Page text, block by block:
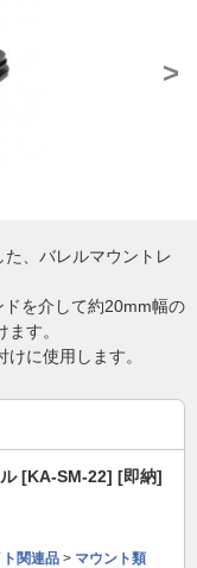
>
、バレルマウントレ
を介して約20mm幅の
す。
に使用します。
[KA-SM-22] [即納]
関連品 > マウント類